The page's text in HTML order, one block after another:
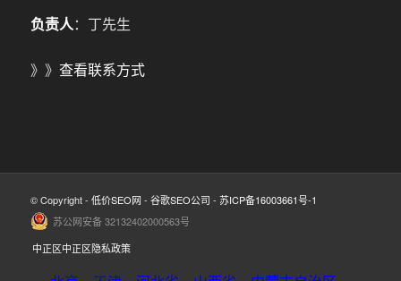
负责人：丁先生
》》 查看联系方式
© Copyright - 低价SEO网 - 谷歌SEO公司 - 苏ICP备16003661号-1
苏公网安备 32132402000563号
中正区中正区隐私政策